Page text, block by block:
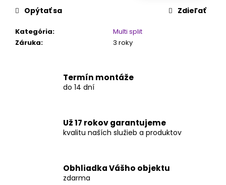
Kategória:
Multi split
Záruka: 3 roky
Opýtať sa Zdieľať
Termín montáže
do 14 dní
Už 17 rokov garantujeme
kvalitu naších služieb a produktov
Obhliadka Vášho objektu
zdarma